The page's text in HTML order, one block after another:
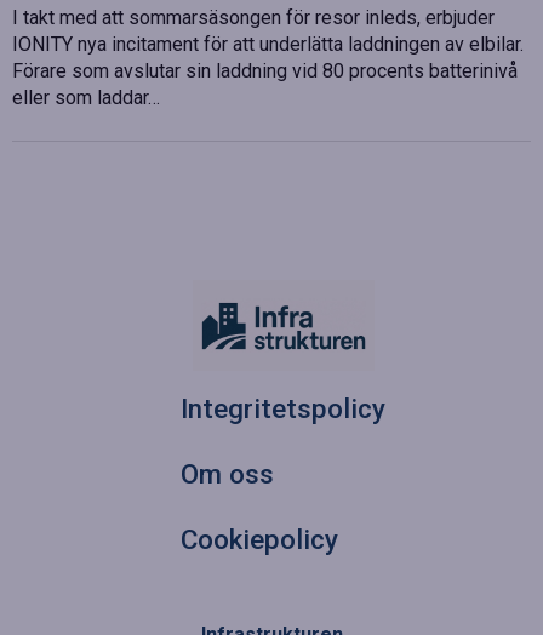
I takt med att sommarsäsongen för resor inleds, erbjuder
IONITY nya incitament för att underlätta laddningen av elbilar.
Förare som avslutar sin laddning vid 80 procents batterinivå
eller som laddar…
Integritetspolicy
Om oss
Cookiepolicy